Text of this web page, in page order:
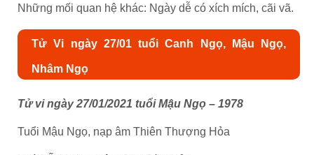
Những mối quan hệ khác: Ngày dễ có xích mích, cãi vã.
Tử Vi ngày 27/01 tuổi Canh Ngọ, Mậu Ngọ,
Nhâm Ngọ
Tử vi ngày 27/01/2021 tuổi Mậu Ngọ – 1978
Tuổi Mậu Ngọ, nạp âm Thiên Thượng Hỏa